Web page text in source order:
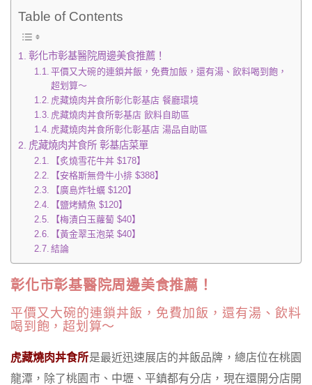
Table of Contents
彰化市彰基醫院周邊美食推薦！
平價又大碗的連鎖丼飯，免費加飯，還有湯、飲料喝到飽，
超划算～
虎藏燒肉丼食所彰化彰基店 餐廳環境
虎藏燒肉丼食所彰基店 飲料自助區
虎藏燒肉丼食所彰化彰基店 湯品自助區
虎藏燒肉丼食所 彰基店菜單
【炙燒雪花牛丼 $178】
【安格斯無骨牛小排 $388】
【廣島炸牡蠣 $120】
【鹽烤鯖魚 $120】
【梅漬白玉蘿蔔 $40】
【黃金翠玉泡菜 $40】
結論
彰化市彰基醫院周邊美食推薦！
平價又大碗的連鎖丼飯，免費加飯，還有湯、飲料
喝到飽，超划算～
虎藏燒肉丼食所是最近迅速展店的丼飯品牌，總店位在桃園
龍潭，除了桃園市、中壢、平鎮都有分店，現在還開分店開